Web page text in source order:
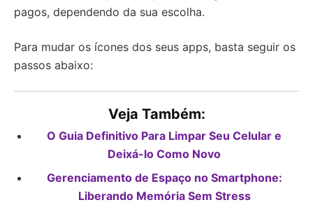
pagos, dependendo da sua escolha.
Para mudar os ícones dos seus apps, basta seguir os
passos abaixo:
Veja Também:
O Guia Definitivo Para Limpar Seu Celular e
Deixá-lo Como Novo
Gerenciamento de Espaço no Smartphone:
Liberando Memória Sem Stress